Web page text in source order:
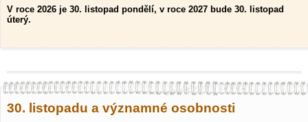
V roce 2026 je 30. listopad pondělí, v roce 2027 bude 30. listopad
úterý.
30. listopadu a významné osobnosti